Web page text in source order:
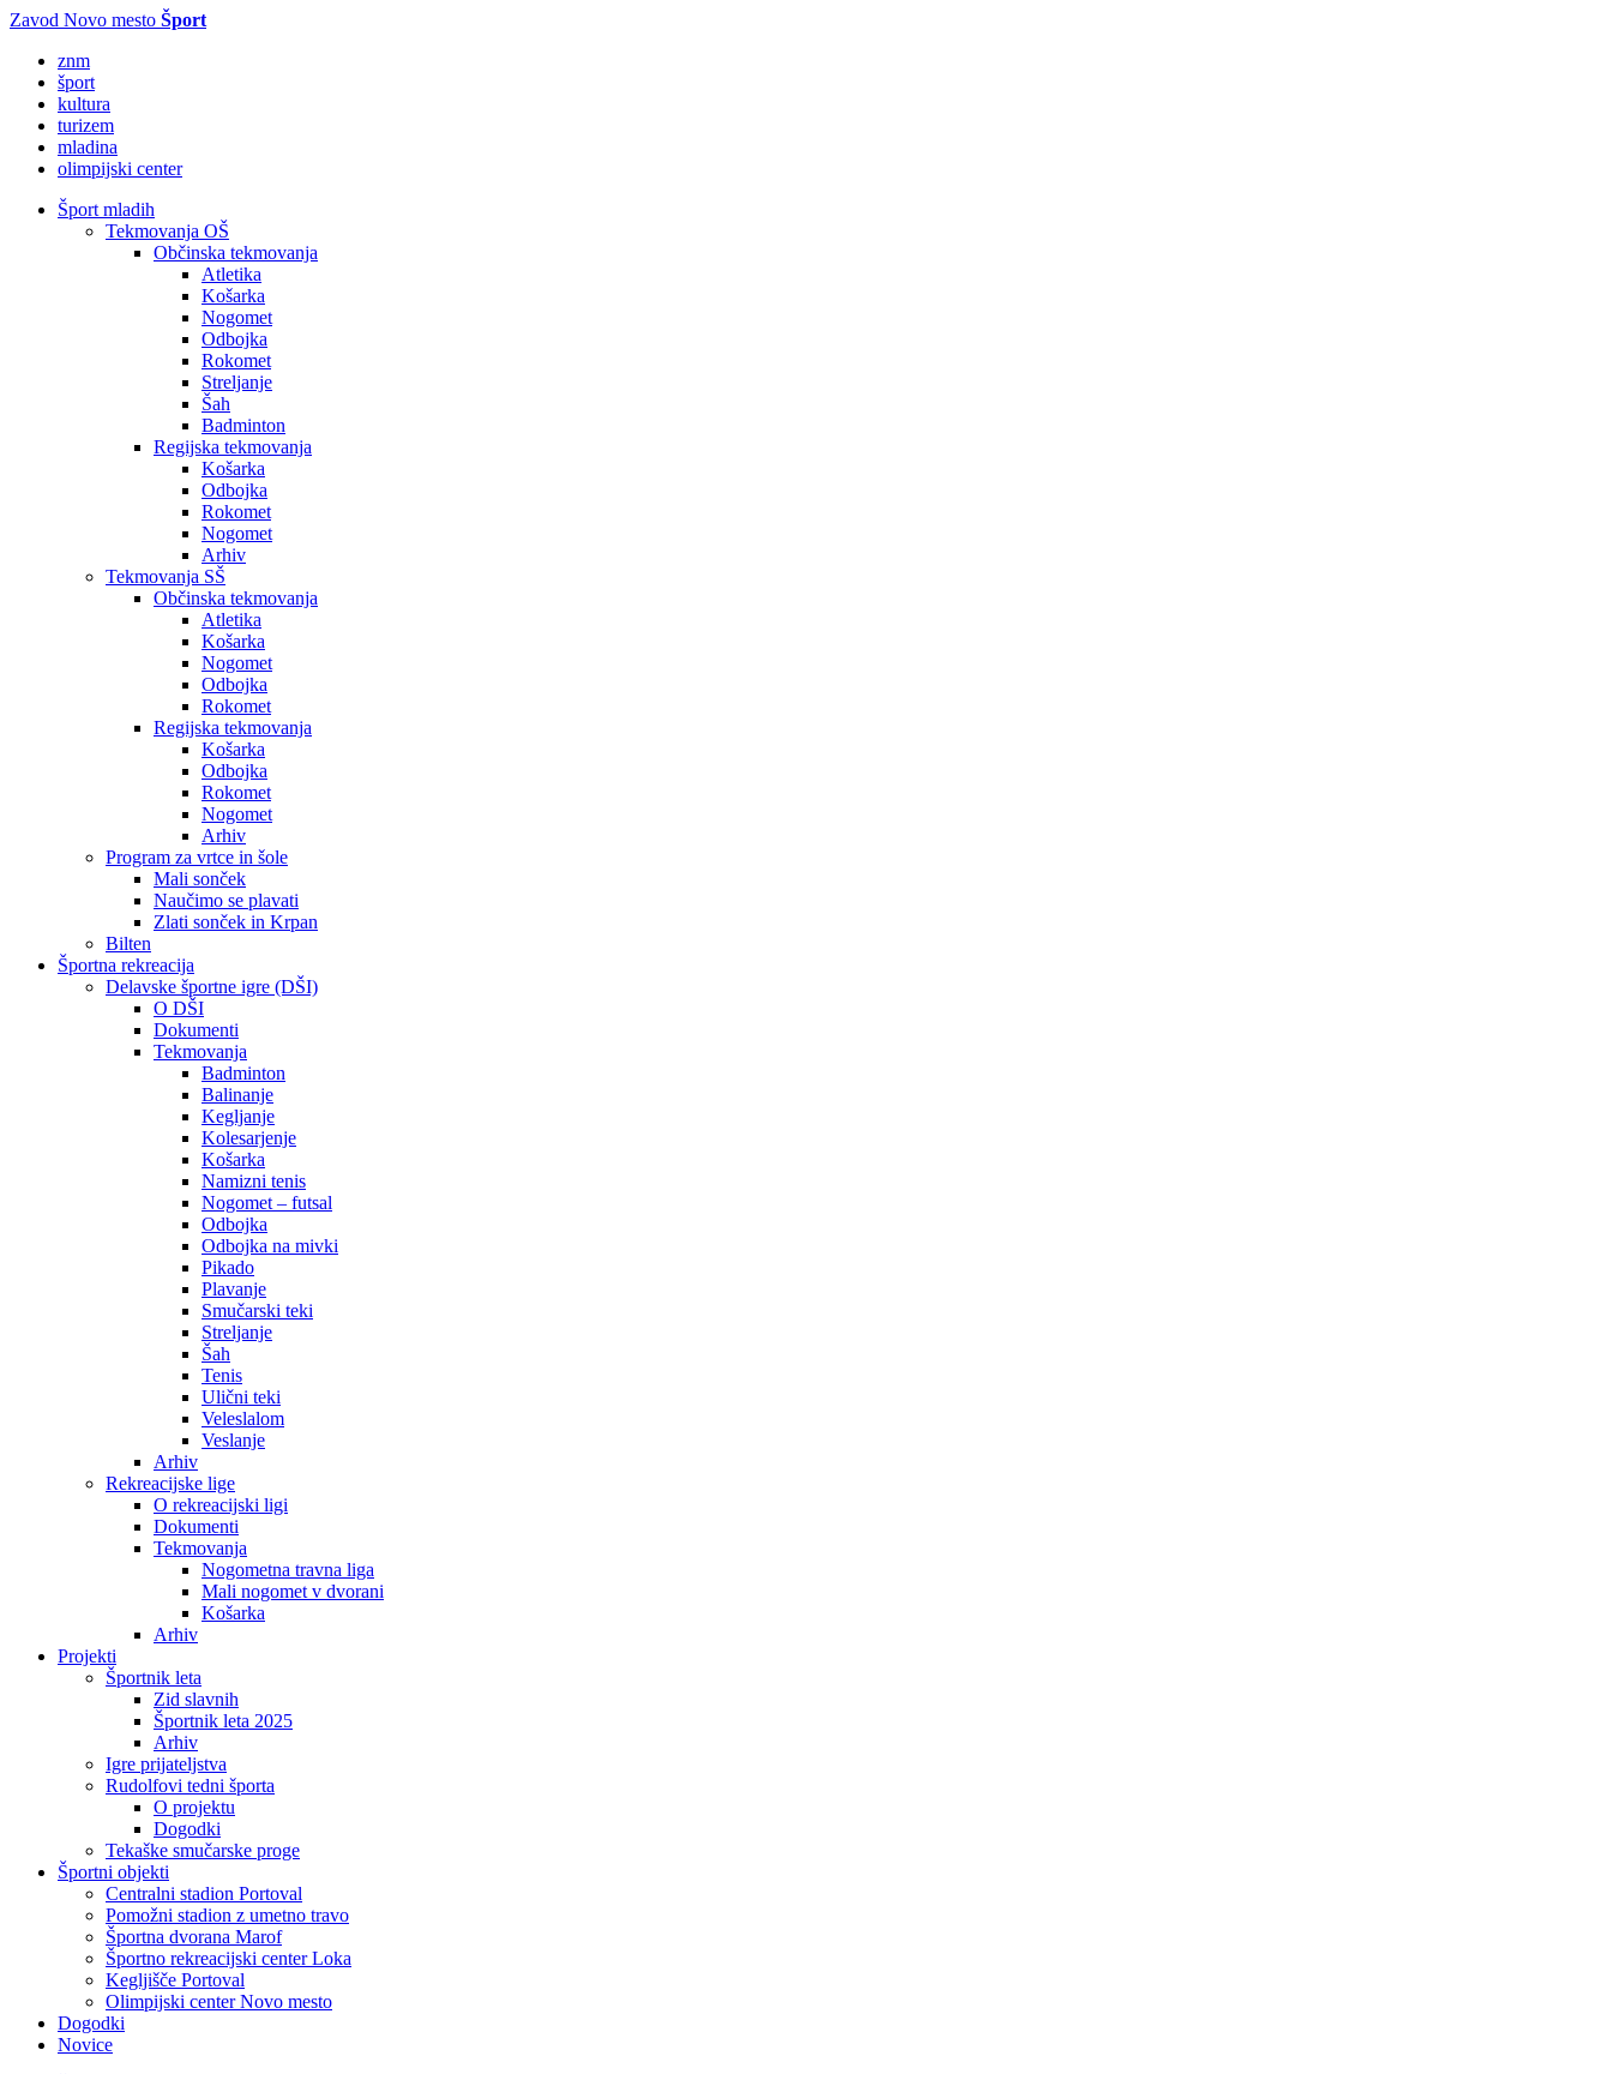
Zavod Novo mesto Šport
znm
šport
kultura
turizem
mladina
olimpijski center
Šport mladih
Tekmovanja OŠ
Občinska tekmovanja
Atletika
Košarka
Nogomet
Odbojka
Rokomet
Streljanje
Šah
Badminton
Regijska tekmovanja
Košarka
Odbojka
Rokomet
Nogomet
Arhiv
Tekmovanja SŠ
Občinska tekmovanja
Atletika
Košarka
Nogomet
Odbojka
Rokomet
Regijska tekmovanja
Košarka
Odbojka
Rokomet
Nogomet
Arhiv
Program za vrtce in šole
Mali sonček
Naučimo se plavati
Zlati sonček in Krpan
Bilten
Športna rekreacija
Delavske športne igre (DŠI)
O DŠI
Dokumenti
Tekmovanja
Badminton
Balinanje
Kegljanje
Kolesarjenje
Košarka
Namizni tenis
Nogomet – futsal
Odbojka
Odbojka na mivki
Pikado
Plavanje
Smučarski teki
Streljanje
Šah
Tenis
Ulični teki
Veleslalom
Veslanje
Arhiv
Rekreacijske lige
O rekreacijski ligi
Dokumenti
Tekmovanja
Nogometna travna liga
Mali nogomet v dvorani
Košarka
Arhiv
Projekti
Športnik leta
Zid slavnih
Športnik leta 2025
Arhiv
Igre prijateljstva
Rudolfovi tedni športa
O projektu
Dogodki
Tekaške smučarske proge
Športni objekti
Centralni stadion Portoval
Pomožni stadion z umetno travo
Športna dvorana Marof
Športno rekreacijski center Loka
Kegljišče Portoval
Olimpijski center Novo mesto
Dogodki
Novice